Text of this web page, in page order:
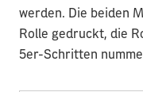
werden. Die beiden
Rolle gedruckt, die
5er-Schritten